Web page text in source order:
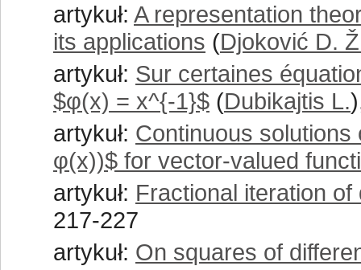
artykuł: A representation
its applications (Djoković D.
artykuł: Sur certaines
$φ(x) = x^{-1}$ (Dubikajtis L.
artykuł: Continuous
φ(x))$ for vector-valued
artykuł: Fractional iteration
217-227
artykuł: On squares of